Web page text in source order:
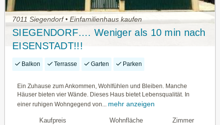
7011 Siegendorf • Einfamilienhaus kaufen
SIEGENDORF…. Weniger als 10 min nach
EISENSTADT!!!
Balkon Terrasse Garten Parken
Ein Zuhause zum Ankommen, Wohlfühlen und Bleiben. Manche
Häuser bieten vier Wände. Dieses Haus bietet Lebensqualität. In
einer ruhigen Wohngegend von... mehr anzeigen
Kaufpreis Wohnfläche Zimmer